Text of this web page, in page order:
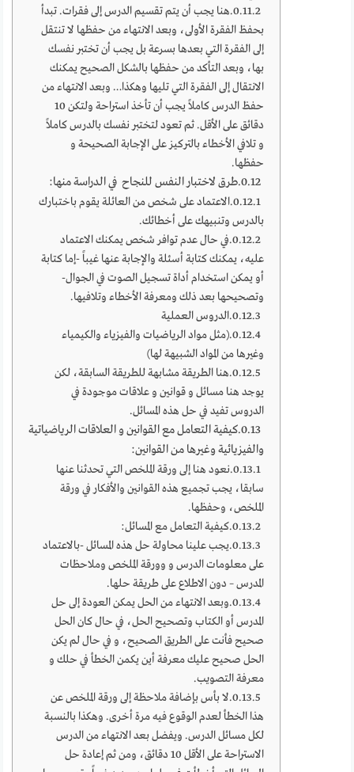
هنا يجب أن يتم تقسيم الدرس إلى فقرات. تبدأ
بحفظ الفقرة الأولى، وبعد الانتهاء من حفظها لا تنتقل
إلى الفقرة التي بعدها بسرعة بل يجب أن تختبر نفسك
بها، وبعد التأكد من حفظها بالشكل الصحيح يمكنك
الانتقال إلى الفقرة التي تليها وهكذا… وبعد الانتهاء من
حفظ الدرس كاملاً يجب أن تأخذ استراحة ولتكن 10
دقائق على الأقل. ثم تعود لتختبر نفسك بالدرس كاملاً
و تلافي الأخطاء بالتركيز على الإجابة الصحيحة و
حفظها.
طرق لاختبار النفس للنجاح في الدراسة منها:
الاعتماد على شخص من العائلة يقوم باختبارك
بالدرس وتنبيهك على أخطائك.
في حال عدم توافر شخص يمكنك الاعتماد
عليه، يمكنك كتابة أسئلة والإجابة عنها غيباً -إما كتابة
أو يمكن استخدام أداة تسجيل الصوت في الجوال-
وتصحيحها بعد ذلك ومعرفة الأخطاء وتلافيها.
الدروس العملية
(مثل مواد الرياضيات والفيزياء والكيمياء
وغيرها من المواد الشبيهة لها)
هنا الطريقة مشابهة للطريقة السابقة، لكن
يوجد هنا مسائل و قوانين و علاقات موجودة في
الدروس تفيد في حل هذه المسائل.
كيفية التعامل مع القوانين و العلاقات الرياضياتية
والفيزيائية وغيرها من القوانين:
نعود هنا إلى ورقة الملخص التي تحدثنا عنها
سابقا، يجب تجميع هذه القوانين والأفكار في ورقة
الملخص، وحفظها.
كيفية التعامل مع المسائل:
يجب علينا محاولة حل هذه المسائل -بالاعتماد
على معلومات الدرس و وورقة الملخص وملاحظات
المدرس – دون الاطلاع على طريقة حلها.
وبعد الانتهاء من الحل يمكن العودة إلى حل
المدرس أو الكتاب وتصحيح الحل، في حال كان الحل
صحيح فأنت على الطريق الصحيح، و في حال لم يكن
الحل صحيح عليك معرفة أين يكمن الخطأ في حلك و
معرفة التصويب.
لا بأس بإضافة ملاحظة إلى ورقة الملخص عن
هذا الخطأ لعدم الوقوع فيه مرة أخرى. وهكذا بالنسبة
لكل مسائل الدرس. ويفضل بعد الانتهاء من الدرس
الاستراحة على الأقل 10 دقائق، ومن ثم إعادة حل